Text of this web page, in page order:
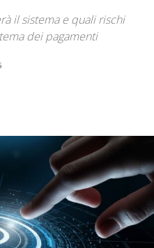
il sistema e quali rischi
dei pagamenti